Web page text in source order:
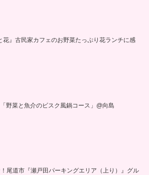
花』古民家カフェのお野菜たっぷり花ランチに感
野菜と魚介のビスク風鍋コース」@向島
尾道市『瀬戸田パーキングエリア（上り）』グル